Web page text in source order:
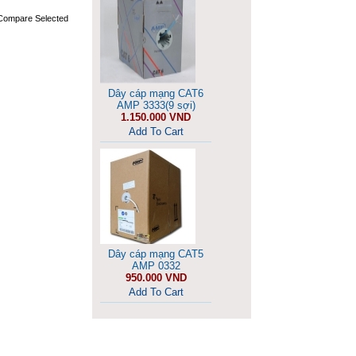
Dây cáp mạng CAT6
AMP 3333(9 sợi)
1.150.000 VND
Add To Cart
Dây cáp mạng CAT5
AMP 0332
950.000 VND
Add To Cart